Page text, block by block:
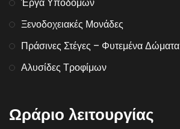
Ξενοδοχειακές Μονάδες
Πράσινες Στέγες – Φυτεμένα Δώματα
Αλυσίδες Τροφίμων
Ωράριο λειτουργίας